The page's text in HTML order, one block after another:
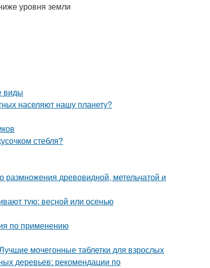
уровня земли
виды
населяют нашу планету?
стебля?
размножения древовидной, метельчатой и
тую: весной или осенью
по применению
мочегонные таблетки для взрослых
деревьев: рекомендации по